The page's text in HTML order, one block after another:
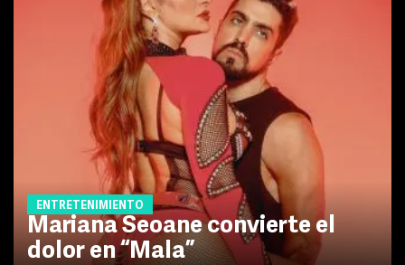
ENTRETENIMIENTO
Mariana Seoane convierte el
dolor en “Mala”